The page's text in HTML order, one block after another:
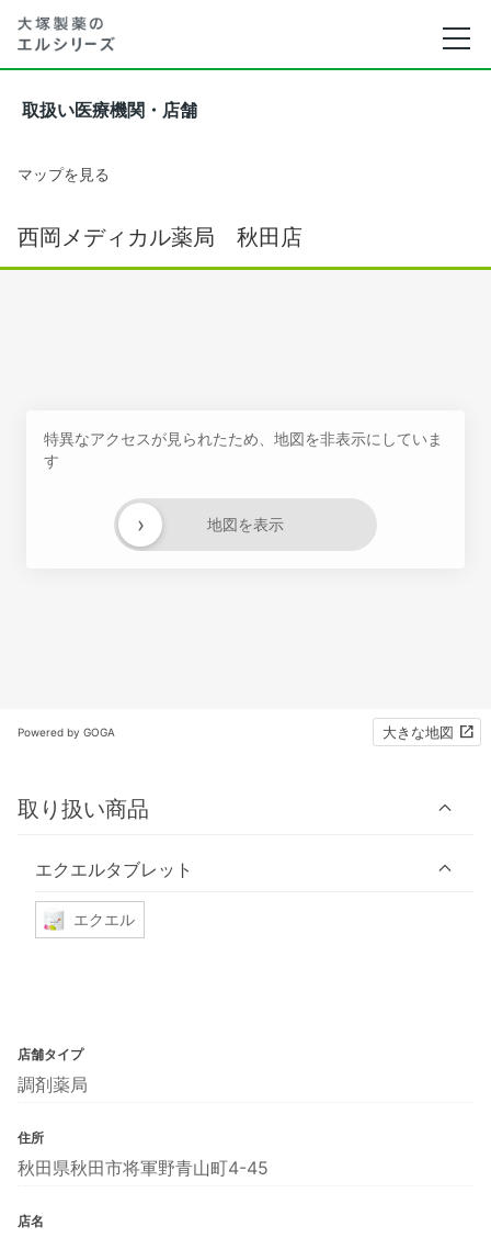
取扱い医療機関・店舗
マップを見る
西岡メディカル薬局 秋田店
特異なアクセスが見られたため、地図を非表示にしていま
す
地図を表示
›
Powered by GOGA 大きな地図
取り扱い商品
エクエルタブレット
エクエル
店舗タイプ
調剤薬局
住所
秋田県秋田市将軍野青山町4-45
店名